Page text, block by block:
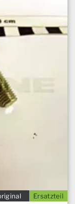
Ersatzteil